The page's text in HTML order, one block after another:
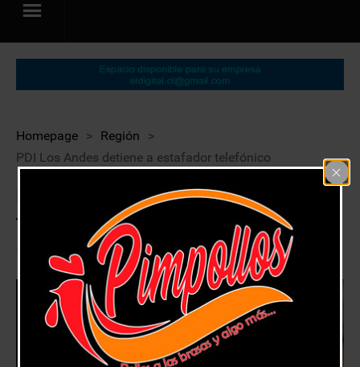
Homepage > Región
>
PDI Los Andes detiene a estafador telefónico
PDI Los Andes detiene a estafador
telefónico
Región